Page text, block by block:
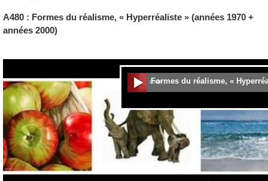
A480 : Formes du réalisme, « Hyperréaliste » (années 1970 +
années 2000)